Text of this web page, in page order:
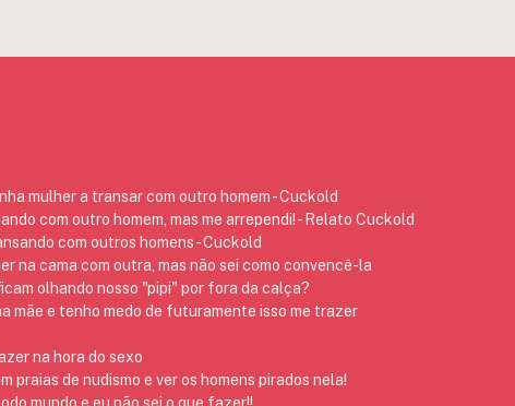
mulher a transar com outro homem - Cuckold
com outro homem, mas me arrependi! - Relato Cuckold
com outros homens - Cuckold
na cama com outra, mas não sei como convencê-la
olhando nosso "pipi" por fora da calça?
mãe e tenho medo de futuramente isso me trazer
na hora do sexo
praias de nudismo e ver os homens pirados nela!
mundo e eu não sei o que fazer!!